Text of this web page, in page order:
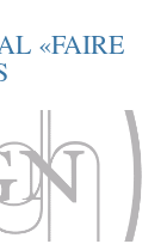
«FAIRE